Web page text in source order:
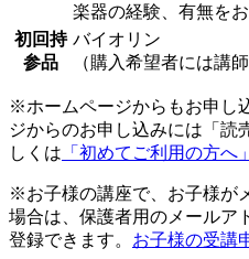
楽器の経験、有無を
初回持
参品
バイオリン
（購入希望者には講
※ホームページからもお申し
ジからのお申し込みには「読
しくは 「初めてご利用の方へ」
※お子様の講座で、お子様が
場合は、保護者用のメールア
登録できます。 お子様の受講